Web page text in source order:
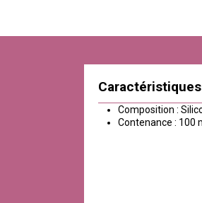
Caractéristiques
Composition :
Contenance : 100